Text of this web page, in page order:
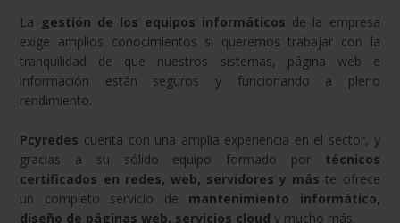
La gestión de los equipos informáticos de la empresa
exige amplios conocimientos si queremos trabajar con la
tranquilidad de que nuestros sistemas, página web e
información están seguros y funcionando a pleno
rendimiento.
Pcyredes cuenta con una amplia experiencia en el sector, y
gracias a su sólido equipo formado por técnicos
certificados en redes, web, servidores y más te ofrece
un completo servicio de mantenimiento informático,
diseño de páginas web, servicios cloud y mucho más.